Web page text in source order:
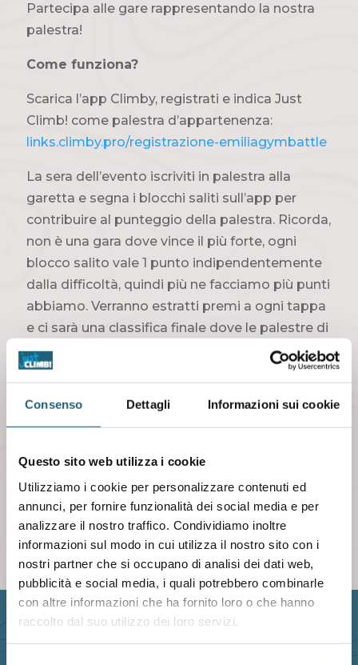
Consenso Dettagli Informazioni sui cookie
Questo sito web utilizza i cookie
Utilizziamo i cookie per personalizzare contenuti ed
annunci, per fornire funzionalità dei social media e per
analizzare il nostro traffico. Condividiamo inoltre
informazioni sul modo in cui utilizza il nostro sito con i
nostri partner che si occupano di analisi dei dati web,
pubblicità e social media, i quali potrebbero combinarle
con altre informazioni che ha fornito loro o che hanno
raccolto dal suo utilizzo dei loro servizi.
Partecipa alle gare rappresentando la nostra
palestra!
Come funziona?
Scarica l’app Climby, registrati e indica Just
Climb! come palestra d’appartenenza:
links.climby.pro/registrazione-emiliagymbattle
La sera dell’evento iscriviti in palestra alla
garetta e segna i blocchi saliti sull’app per
contribuire al punteggio della palestra. Ricorda,
non è una gara dove vince il più forte, ogni
blocco salito vale 1 punto indipendentemente
dalla difficoltà, quindi più ne facciamo più punti
abbiamo. Verranno estratti premi a ogni tappa
e ci sarà una classifica finale dove le palestre di
sfideranno per concorrere al titolo 2023.
Ci vediamo dalle 17 all’A1 climbing a Reggio
Emilia!
Just Climby! Just Battle!
SCARICA L'APP